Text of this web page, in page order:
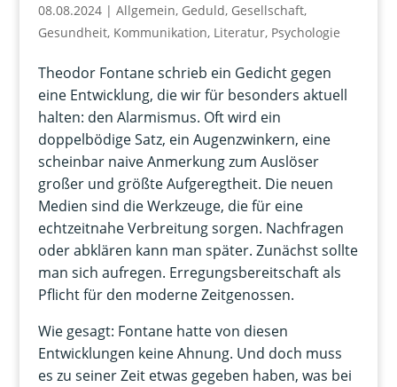
08.08.2024| Allgemein, Geduld, Gesellschaft,
Gesundheit, Kommunikation, Literatur, Psychologie
Theodor Fontane schrieb ein Gedicht gegen
eine Entwicklung, die wir für besonders aktuell
halten: den Alarmismus. Oft wird ein
doppelbödige Satz, ein Augenzwinkern, eine
scheinbar naive Anmerkung zum Auslöser
großer und größte Aufgeregtheit. Die neuen
Medien sind die Werkzeuge, die für eine
echtzeitnahe Verbreitung sorgen. Nachfragen
oder abklären kann man später. Zunächst sollte
man sich aufregen. Erregungsbereitschaft als
Pflicht für den moderne Zeitgenossen.
Wie gesagt: Fontane hatte von diesen
Entwicklungen keine Ahnung. Und doch muss
es zu seiner Zeit etwas gegeben haben, was bei